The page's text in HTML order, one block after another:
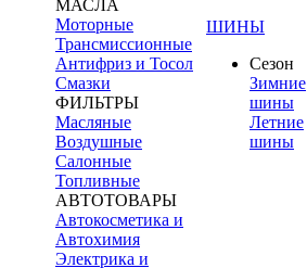
МАСЛА
Моторные
Трансмиссионные
Антифриз и Тосол
Смазки
ФИЛЬТРЫ
Масляные
Воздушные
Салонные
Топливные
АВТОТОВАРЫ
Автокосметика и
Автохимия
Электрика и
ШИНЫ
Сезон
Зимние
шины
Летние
шины